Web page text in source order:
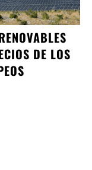
DE LOS